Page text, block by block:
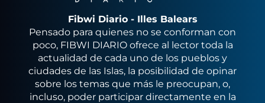
Fibwi Diario - Illes Balears
Pensado para quienes no se conforman con
poco, FIBWI DIARIO ofrece al lector toda la
actualidad de cada uno de los pueblos y
ciudades de las Islas, la posibilidad de opinar
sobre los temas que más le preocupan, o,
incluso, poder participar directamente en la